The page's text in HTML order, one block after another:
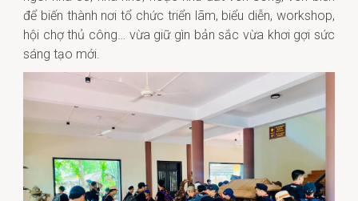
để biến thành nơi tổ chức triển lãm, biểu diễn, workshop,
hội chợ thủ công… vừa giữ gìn bản sắc vừa khơi gợi sức
sáng tạo mới.